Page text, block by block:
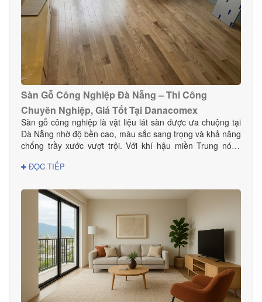
Sàn Gỗ Công Nghiệp Đà Nẵng – Thi Công
Chuyên Nghiệp, Giá Tốt Tại Danacomex
Sàn gỗ công nghiệp là vật liệu lát sàn được ưa chuộng tại
Đà Nẵng nhờ độ bền cao, màu sắc sang trọng và khả năng
chống trầy xước vượt trội. Với khí hậu miền Trung nóng
gian bền đẹp và hạn chế cong vênh hiệu quả. Tại Đà
gỗ công nghiệp uy tín, được nhiều khách hàng gia đình,
khách sạn, showroom và văn phòng tin dùng.
ĐỌC TIẾP